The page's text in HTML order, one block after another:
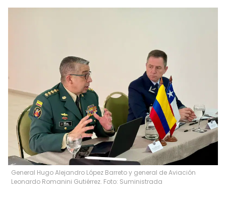
General Hugo Alejandro López Barreto y general de Aviación
Leonardo Romanini Gutiérrez. Foto: Suministrada